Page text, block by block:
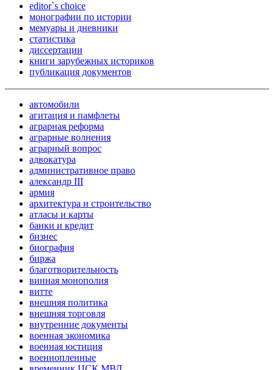
editor`s choice
монографии по истории
мемуары и дневники
статистика
диссертации
книги зарубежных историков
публикация документов
автомобили
агитация и памфлеты
аграрная реформа
аграрные волнения
аграрный вопрос
адвокатура
административное право
александр III
армия
архитектура и строительство
атласы и карты
банки и кредит
бизнес
биография
биржа
благотворительность
винная монополия
витте
внешняя политика
внешняя торговля
внутренние документы
военная экономика
военная юстиция
военнопленные